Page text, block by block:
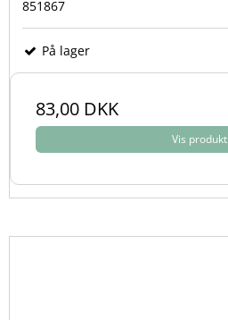
851867
På lager
83,00 DKK
Vis produkt